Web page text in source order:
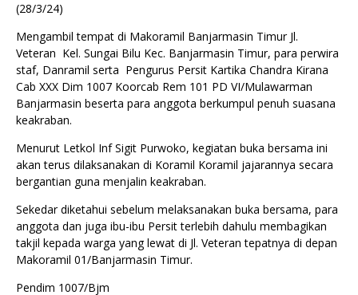
(28/3/24)
Mengambil tempat di Makoramil Banjarmasin Timur Jl.
Veteran Kel. Sungai Bilu Kec. Banjarmasin Timur, para perwira
staf, Danramil serta Pengurus Persit Kartika Chandra Kirana
Cab XXX Dim 1007 Koorcab Rem 101 PD VI/Mulawarman
Banjarmasin beserta para anggota berkumpul penuh suasana
keakraban.
Menurut Letkol Inf Sigit Purwoko, kegiatan buka bersama ini
akan terus dilaksanakan di Koramil Koramil jajarannya secara
bergantian guna menjalin keakraban.
Sekedar diketahui sebelum melaksanakan buka bersama, para
anggota dan juga ibu-ibu Persit terlebih dahulu membagikan
takjil kepada warga yang lewat di Jl. Veteran tepatnya di depan
Makoramil 01/Banjarmasin Timur.
Pendim 1007/Bjm